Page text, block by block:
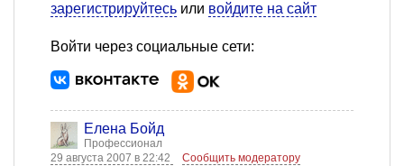
зарегистрируйтесь или войдите на сайт
Войти через социальные сети:
Елена Бойд
Профессионал
29 августа 2007 в 22:42
Сообщить модератору